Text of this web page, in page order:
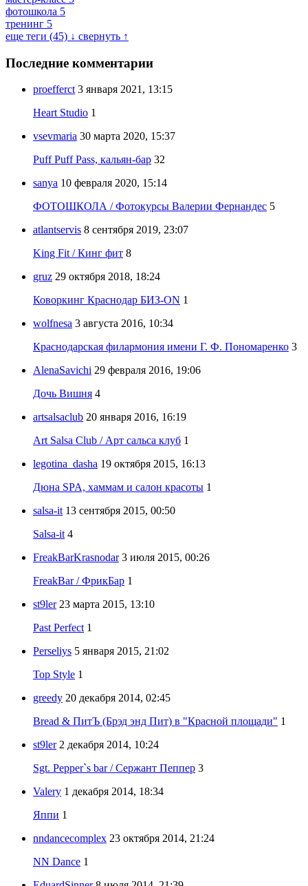
фотошкола 5
тренинг 5
еще теги (45) ↓ свернуть ↑
Последние комментарии
proefferct 3 января 2021, 13:15
Heart Studio 1
vsevmaria 30 марта 2020, 15:37
Puff Puff Pass, кальян-бар 32
sanya 10 февраля 2020, 15:14
ФОТОШКОЛА / Фотокурсы Валерии Фернандес 5
atlantservis 8 сентября 2019, 23:07
King Fit / Кинг фит 8
gruz 29 октября 2018, 18:24
Коворкинг Краснодар БИЗ-ON 1
wolfnesa 3 августа 2016, 10:34
Краснодарская филармония имени Г. Ф. Пономаренко 3
AlenaSavichi 29 февраля 2016, 19:06
Дочь Вишня 4
artsalsaclub 20 января 2016, 16:19
Art Salsa Club / Арт сальса клуб 1
legotina_dasha 19 октября 2015, 16:13
Дюна SPA, хаммам и салон красоты 1
salsa-it 13 сентября 2015, 00:50
Salsa-it 4
FreakBarKrasnodar 3 июля 2015, 00:26
FreakBar / ФрикБар 1
st9ler 23 марта 2015, 13:10
Past Perfect 1
Perseliys 5 января 2015, 21:02
Top Style 1
greedy 20 декабря 2014, 02:45
Bread & ПитЪ (Брэд энд Пит) в "Красной площади" 1
st9ler 2 декабря 2014, 10:24
Sgt. Pepper`s bar / Сержант Пеппер 3
Valery 1 декабря 2014, 18:34
Яппи 1
nndancecomplex 23 октября 2014, 21:24
NN Dance 1